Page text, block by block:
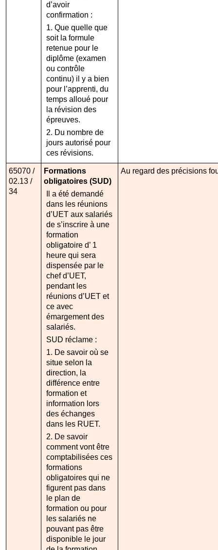
d’avoir
confirmation :
1. Que quelle que
soit la formule
retenue pour le
diplôme (examen
ou contrôle
continu) il y a bien
pour l’apprenti, du
temps alloué pour
la révision des
épreuves.
2. Du nombre de
jours autorisé pour
ces révisions.
65070 /
02.13 /
34
Formations
obligatoires (SUD)
Il a été demandé
dans les réunions
d’UET aux salariés
de s’inscrire à une
formation
obligatoire d’ 1
heure qui sera
dispensée par le
chef d’UET,
pendant les
réunions d’UET et
ce avec
émargement des
salariés.
SUD réclame :
1. De savoir où se
situe selon la
direction, la
différence entre
formation et
information lors
des échanges
dans les RUET.
2. De savoir
comment vont être
comptabilisées ces
formations
obligatoires qui ne
figurent pas dans
le plan de
formation ou pour
les salariés ne
pouvant pas être
disponible le jour
Au regard des précisions